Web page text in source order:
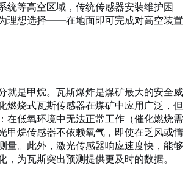
统等高空区域，传统传感器安装维护困
理想选择——在地面即可完成对高空装置
就是甲烷。瓦斯爆炸是煤矿最大的安全威
燃烧式瓦斯传感器在煤矿中应用广泛，但
在低氧环境中无法正常工作（催化燃烧需
甲烷传感器不依赖氧气，即使在乏风或惰
量。此外，激光传感器响应速度快，能够
，为瓦斯突出预测提供更及时的数据。